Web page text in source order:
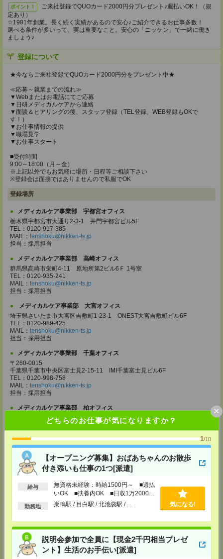
どちらのお仕事が気になりますか？
1/10
【オープニング募集】おばあちゃんのお散歩
付き添いも仕事の1つ[派遣]
給与
無資格未経験：時給1500円～ ■週払
いOK ■扶養内OK ■日収1万2000円
以上
勤務地 巣鴨駅 / 目白駅 / 北池袋駅 / … 気になる!
説明会参加で全員に【現金2千円相当プレゼ
ント】生活のお手伝い[派遣]
×
ポイント！
ご来社登録でQUOカード2000円分プレゼント♪週払いOK！（規
定あり）
☆1981年創業。長く続く実績があるので安心♪ご紹介できるお仕事多数！
選べる条件が多いって、実は重要なこと。安心の「ニッケン」で一緒に働き
ましょう♪
登録について
★今ならご来社登録でQUOカード2000円分をプレゼント中★
≪応募～就業までの流れ≫
▼Webまたはお電話にてご応募
▼日研メディカルケアから連絡
▼面談＆ヒアリングの後、スタッフ登録（TEL登録、WEB登録もOKで
す！）
▼お仕事情報の提供
▼職場見学
▼お仕事スタート
■受付時間
9:00～18:00（月～金）
※上記以外でもお気軽に場所・日程等ご相談下さい
※登録会は面接ではありませんので私服でOK
登録場所
メディカルケア事業部 宇都宮オフィス
栃木県宇都宮市大通り2-3-1 井門宇都宮ビル5F
TEL：0120-917-385
MAIL： tenshoku@nikken-ts.jp
担当：採用担当
メディカルケア事業部 高崎オフィス
群馬県高崎市栄町4-11 原地所第2ビル6Ｆ 1号室
TEL：0120-935-241
MAIL： tenshoku@nikken-ts.jp
担当：採用担当
メディカルケア事業部 大宮オフィス
埼玉県さいたま市大宮区吉敷町1-23-1 ONEST大宮吉敷町ビル6F
TEL：0120-989-425
MAIL： tenshoku@nikken-ts.jp
担当：採用担当
メディカルケア事業部 千葉オフィス
〒260-0015
千葉県千葉市中央区富士見2-15-11 IMI千葉富士見ビル6F
TEL：0120-998-758
MAIL： tenshoku@nikken-ts.jp
担当：採用担当
メディカルケア事業部 柏オフィス
千葉県柏市末広町5-19 第12関口ビル7F 705号室
TEL：0120-935-218
MAIL：tenshoku@nikken-ts.jp
担当：採用担当
メディカルケア事業部 新宿オフィス
東京都新宿区新宿2-3-10 新宿御苑ビル6階
TEL：0120-457-235
担当：採用担当
メディカルケア事業部 立川事業所
TEL：0120-934-200
MAIL：tenshoku@nikken-ts.jp
担当：採用担当
メディカルケア事業部 町田オフィス